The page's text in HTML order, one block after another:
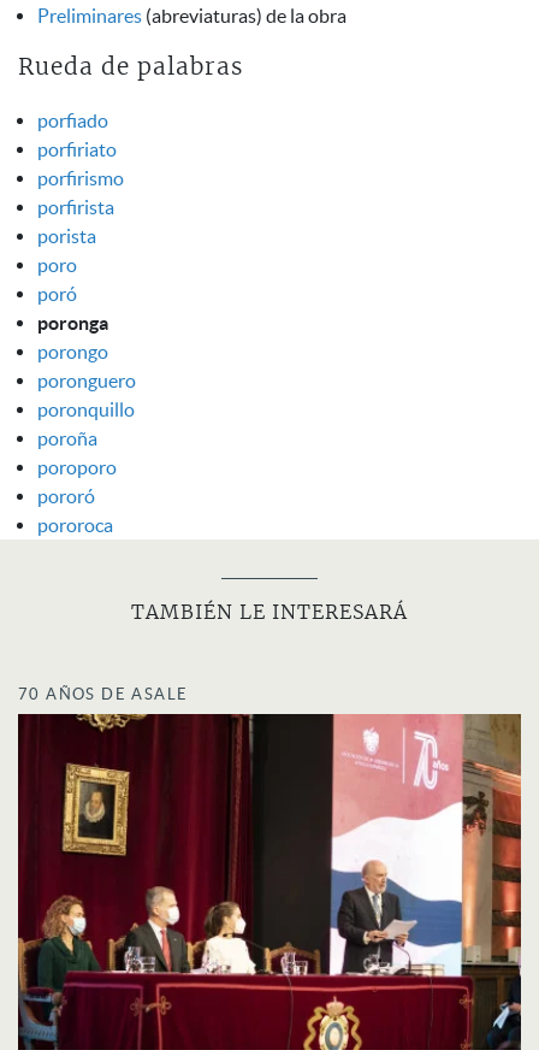
Preliminares (abreviaturas) de la obra
Rueda de palabras
porfiado
porfiriato
porfirismo
porfirista
porista
poro
poró
poronga
porongo
poronguero
poronquillo
poroña
poroporo
pororó
pororoca
TAMBIÉN LE INTERESARÁ
70 AÑOS DE ASALE